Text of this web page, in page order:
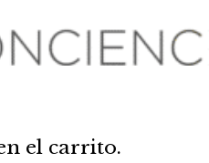
el carrito.